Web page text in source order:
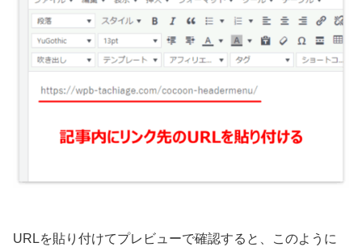
URLを貼り付けてプレビューで確認すると、このように